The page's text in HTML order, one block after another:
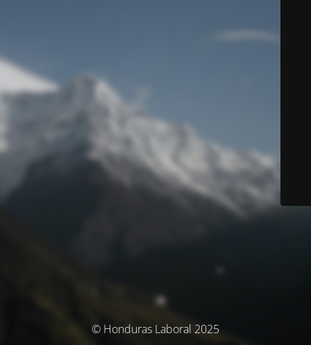
© Honduras Laboral 2025